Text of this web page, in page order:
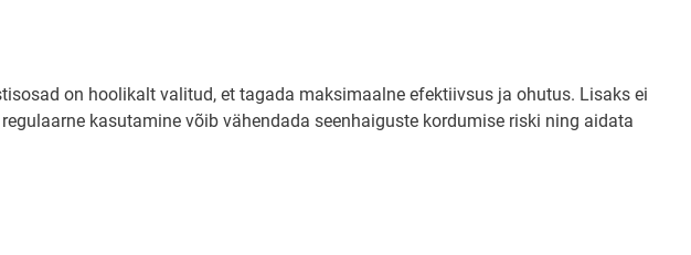
on hoolikalt valitud, et tagada maksimaalne efektiivsus ja ohutus. Lisaks ei
kasutamine võib vähendada seenhaiguste kordumise riski ning aidata